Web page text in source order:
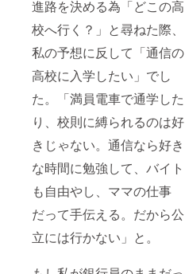
進路を決める為「どこの高
校へ行く？」と尋ねた際、
私の予想に反して「通信の
高校に入学したい」でし
た。「満員電車で通学した
り、校則に縛られるのは好
きじゃない。通信なら好き
な時間に勉強して、バイト
も自由やし、ママの仕事
だって手伝える。だから公
立には行かない」と。